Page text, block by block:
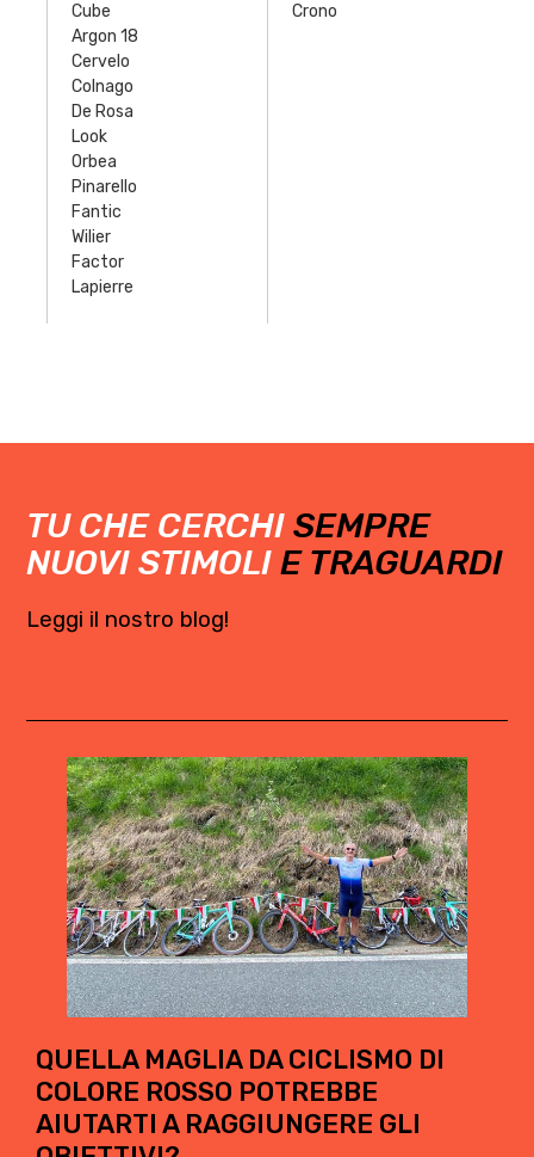
Cube
Argon 18
Cervelo
Colnago
De Rosa
Look
Orbea
Pinarello
Fantic
Wilier
Factor
Lapierre
Crono
TU CHE CERCHISEMPRE
NUOVI STIMOLIE TRAGUARDI
Leggi il nostro blog!
QUELLA MAGLIA DA CICLISMO DI
COLORE ROSSO POTREBBE
AIUTARTI A RAGGIUNGERE GLI